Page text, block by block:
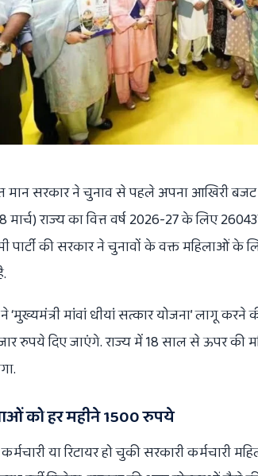
मानसरकार ने चुनाव से पहले अपना आखिरी बजट
राज्य का वित्त वर्ष 2026-27 के लिए
की सरकार ने चुनावों के वक्त महिलाओं के
मांवां धीयां सत्कार योजना’ लागू
रुपये दिए जाएंगे. राज्य में 18 साल से ऊपर
को हर महीने 1500 रुपये
या रिटायर हो चुकी सरकारी